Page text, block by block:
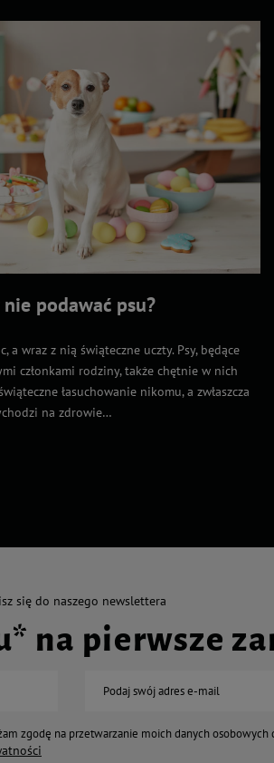
podawać psu?
a wraz z nią świąteczne uczty. Psy, będące
członkami rodziny, także chętnie w nich
łasuchowanie nikomu, a zwłaszcza
na zdrowie…
się do naszego newslettera
na pierwsze
Podaj swój adres e-mail
zgodę na przetwarzanie moich danych osobowych